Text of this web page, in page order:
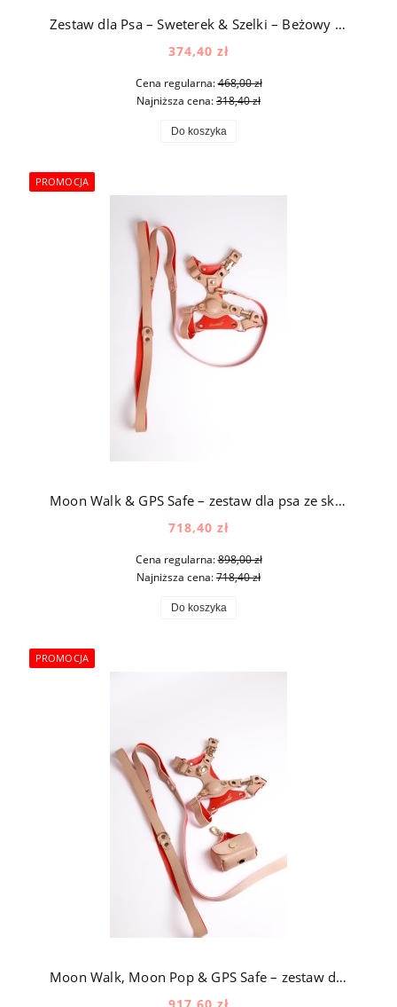
Zestaw dla Psa – Sweterek & Szelki – Beżowy & Szampański
374,40 zł
Cena regularna:468,00 zł
Najniższa cena:318,40 zł
Do koszyka
Moon Walk & GPS Safe – zestaw dla psa ze skóry naturalnej z okuciami pozłacanymi 24k złotem w kolorze beżowym
718,40 zł
Cena regularna:898,00 zł
Najniższa cena:718,40 zł
Do koszyka
PROMOCJA
Moon Walk, Moon Pop & GPS Safe – zestaw dla psa ze skóry naturalnej z okuciami pozłacanymi 24k złotem w kolorze beżowym
PROMOCJA